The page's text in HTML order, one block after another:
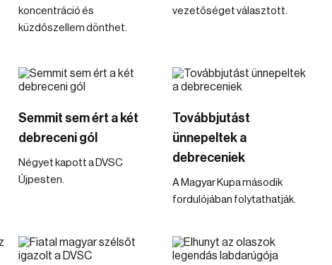
koncentráció és
küzdőszellem dönthet.
vezetőséget választott.
Semmit sem ért a két
debreceni gól
Négyet kapott a DVSC
Újpesten.
Továbbjutást
ünnepeltek a
debreceniek
A Magyar Kupa második
fordulójában folytathatják.